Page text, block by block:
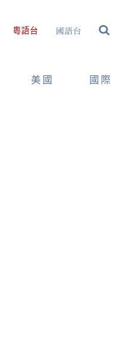
粵語台 國語台
美國 國際